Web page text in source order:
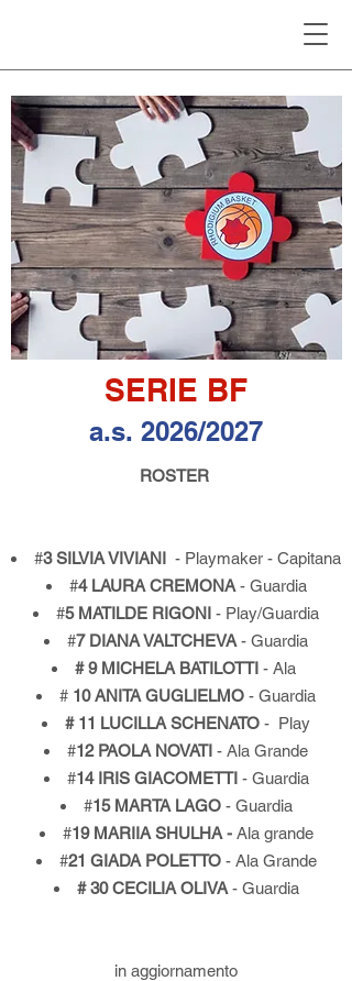
SERIE BF
a.s. 2026/2027
ROSTER
#3 SILVIA VIVIANI - Playmaker - Capitana
#4 LAURA CREMONA- Guardia
#5 MATILDE RIGONI - Play/Guardia
#7 DIANA VALTCHEVA - Guardia
# 9 MICHELA BATILOTTI - Ala
# 10 ANITA GUGLIELMO - Guardia
# 11 LUCILLA SCHENATO - Play
#12 PAOLA NOVATI - Ala Grande
#14 IRIS GIACOMETTI- Guardia
#15 MARTA LAGO- Guardia
#19 MARIIA SHULHA - Ala grande
#21 GIADA POLETTO- Ala Grande
# 30 CECILIA OLIVA - Guardia
in aggiornamento